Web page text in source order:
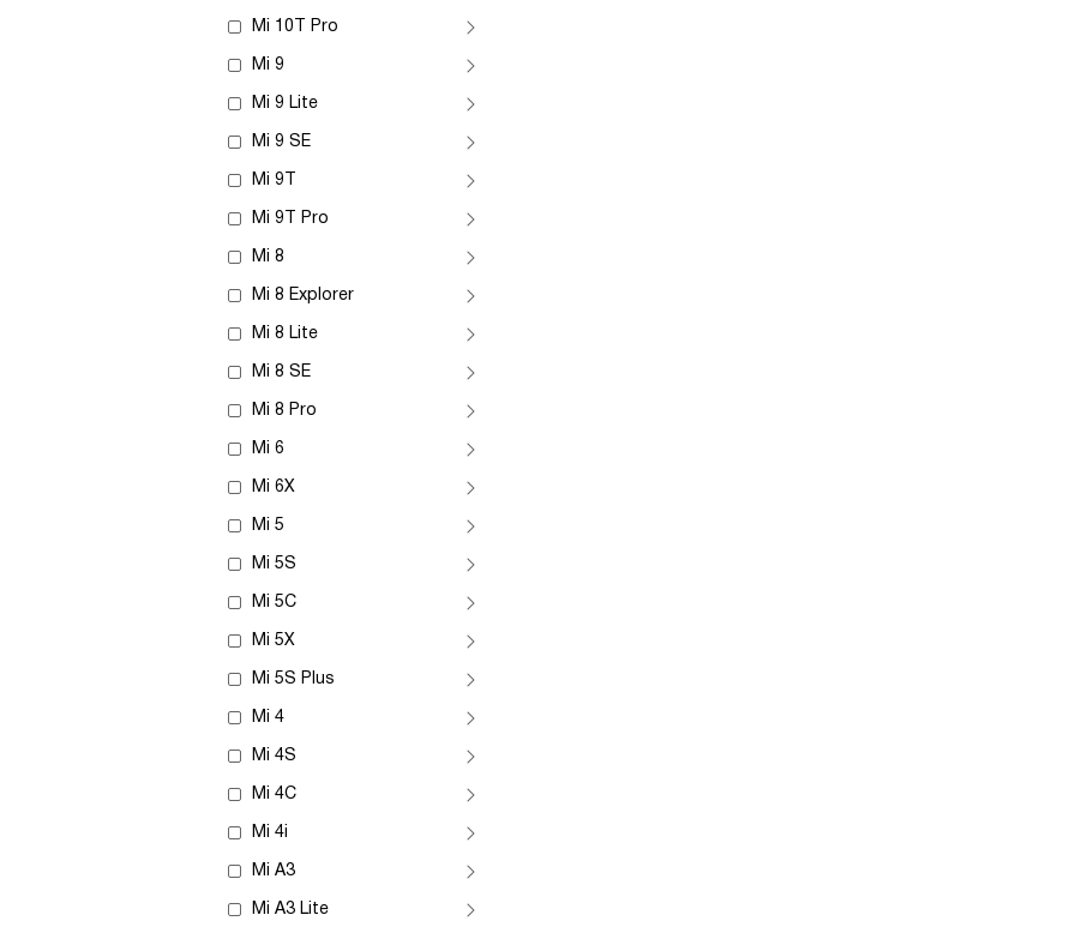
Mi 10T Pro
Mi 9
Mi 9 Lite
Mi 9 SE
Mi 9T
Mi 9T Pro
Mi 8
Mi 8 Explorer
Mi 8 Lite
Mi 8 SE
Mi 8 Pro
Mi 6
Mi 6X
Mi 5
Mi 5S
Mi 5C
Mi 5X
Mi 5S Plus
Mi 4
Mi 4S
Mi 4C
Mi 4i
Mi A3
Mi A3 Lite